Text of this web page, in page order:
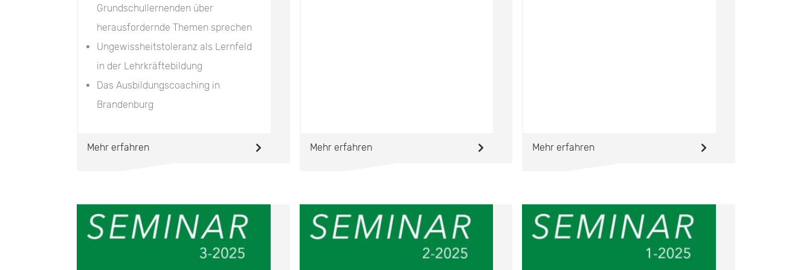
Grundschullernenden über
herausfordernde Themen sprechen
Ungewissheitstoleranz als Lernfeld
in der Lehrkräftebildung
Das Ausbildungscoaching in
Brandenburg
Mehr erfahren Mehr erfahren Mehr erfahren